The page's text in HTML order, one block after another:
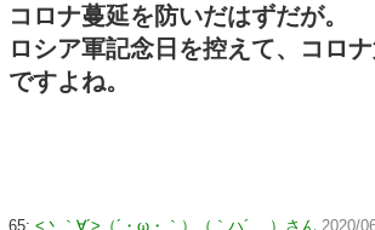
コロナ蔓延を防いだはずだが。
ロシア軍記念日を控えて、コロ
ですよね。
65: <丶｀∀´>（´・ω・｀）（｀ハ´ ）さん 2020/